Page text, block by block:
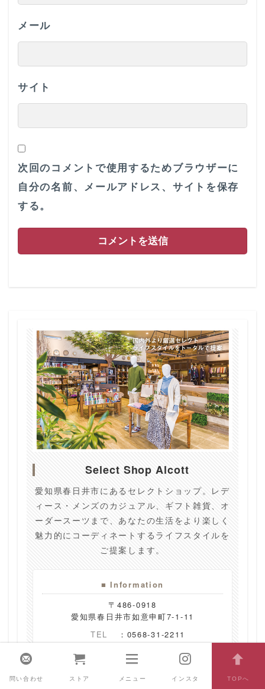
メール
サイト
次回のコメントで使用するためブラウザーに
自分の名前、メールアドレス、サイトを保存
する。
Select Shop Alcott
愛知県春日井市にあるセレクトショップ。レデ
ィース・メンズのカジュアル、ギフト雑貨、オ
ーダースーツまで、あなたの生活をより楽しく
魅力的にコーディネートするライフスタイルを
ご提案します。
■ Information
〒486-0918
愛知県春日井市如意申町7-1-11
TEL
：0568-31-2211
営業時間
：11:00 ～ 19:00
定休日
：毎週水曜 (※祝日は営業)
問い合わせ ストア メニュー インスタ TOPへ